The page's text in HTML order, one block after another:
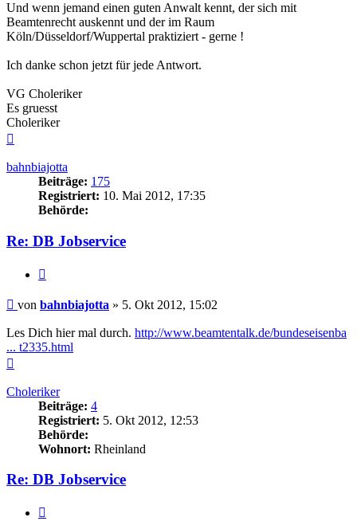
Und wenn jemand einen guten Anwalt kennt, der sich mit
Beamtenrecht auskennt und der im Raum
Köln/Düsseldorf/Wuppertal praktiziert - gerne !
Ich danke schon jetzt für jede Antwort.
VG Choleriker
Es gruesst
Choleriker
bahnbiajotta
Beiträge: 175
Registriert: 10. Mai 2012, 17:35
Behörde:
Re: DB Jobservice
Beitrag
von bahnbiajotta » 5. Okt 2012, 15:02
Les Dich hier mal durch. http://www.beamtentalk.de/bundeseisenba
... t2335.html
Choleriker
Beiträge: 4
Registriert: 5. Okt 2012, 12:53
Behörde:
Wohnort: Rheinland
Re: DB Jobservice